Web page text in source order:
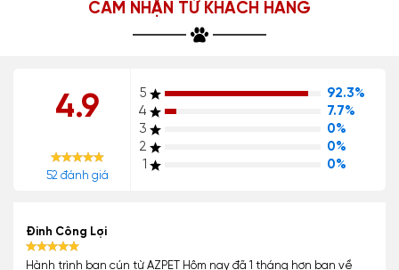
CẢM NHẬN TỪ KHÁCH HÀNG
4.9
52 đánh giá
5
92.3%
4
7.7%
3
0%
2
0%
1
0%
Đinh Công Lợi
Hành trình bạn cún từ AZPET Hôm nay đã 1 tháng hơn bạn về